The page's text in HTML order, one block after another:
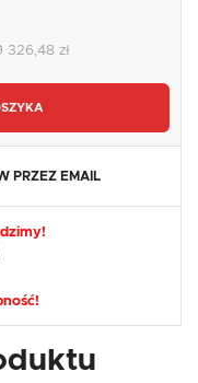
326,48 zł
PRZEZ EMAIL